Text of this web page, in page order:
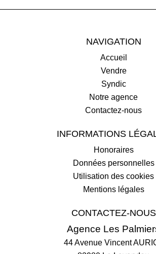
NAVIGATION
Accueil
Vendre
Syndic
Notre agence
Contactez-nous
INFORMATIONS
Honoraires
Données personnelles
Utilisation des cookies
Mentions légales
CONTACTEZ-NOUS
Agence Les
44 Avenue Vincent